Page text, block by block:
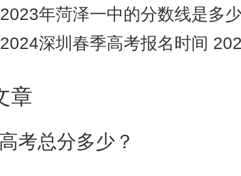
，使用省级统考成绩作为
按比例合成的综合成绩进行
2023年菏泽一中的分数线是多
2024深圳春季高考报名时间 2023广东
章
考总分多少？